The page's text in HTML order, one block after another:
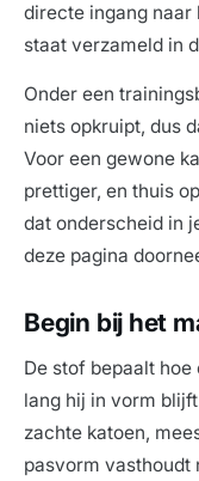
directe ingang naar
staat verzameld in
Onder een
niets opkruipt, dus
Voor een gewone
prettiger, en thuis
dat onderscheid in
deze pagina
Begin bij het
De stof bepaalt
lang hij in vorm
zachte katoen,
pasvorm vasthoudt